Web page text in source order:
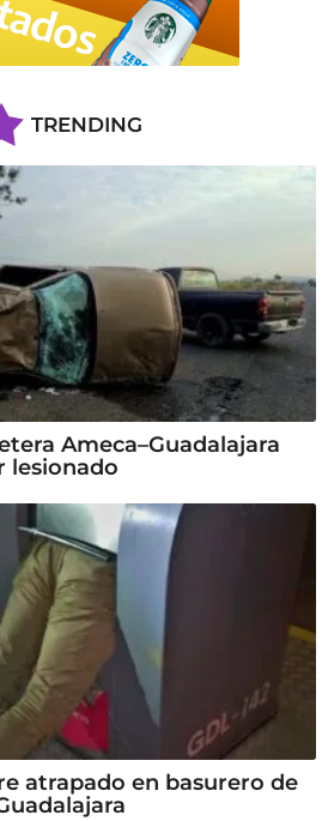
TRENDING
Ameca–Guadalajara
lesionado
atrapado en basurero de